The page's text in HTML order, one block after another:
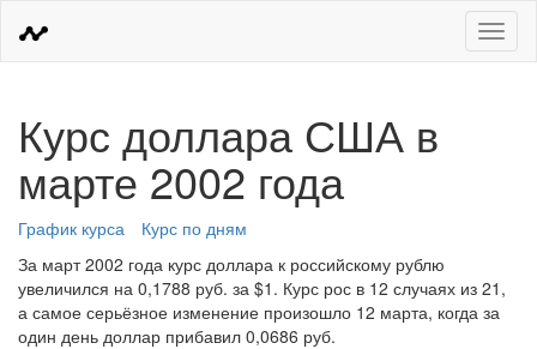
Меню
Курс доллара США в
марте 2002 года
График курса
Курс по дням
За март 2002 года курс доллара к российскому рублю
увеличился на 0,1788 руб. за $1. Курс рос в 12 случаях из 21,
а самое серьёзное изменение произошло 12 марта, когда за
один день доллар прибавил 0,0686 руб.